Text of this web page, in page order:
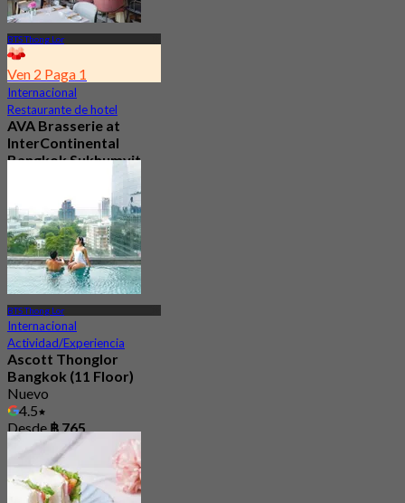
BTS Thong Lor
Ven 2 Paga 1
Internacional
Restaurante de hotel
AVA Brasserie at
InterContinental
Bangkok Sukhumvit
4.1K Reservado
Desde฿ 525
BTS Thong Lor
Internacional
Actividad/Experiencia
Ascott Thonglor
Bangkok (11 Floor)
Nuevo
4.5
Desde฿ 765